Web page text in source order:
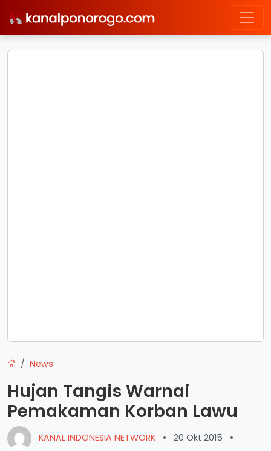
News
Hujan Tangis Warnai
Pemakaman Korban Lawu
KANAL INDONESIA NETWORK • 20 Okt 2015
•